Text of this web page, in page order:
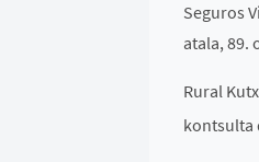
Seguros
atala, 89.
Rural
kontsulta